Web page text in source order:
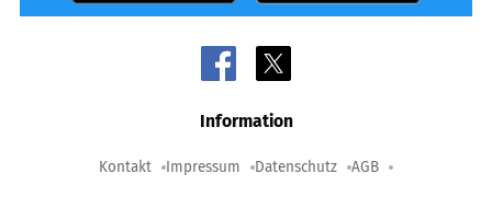
Information
Kontakt Impressum Datenschutz AGB